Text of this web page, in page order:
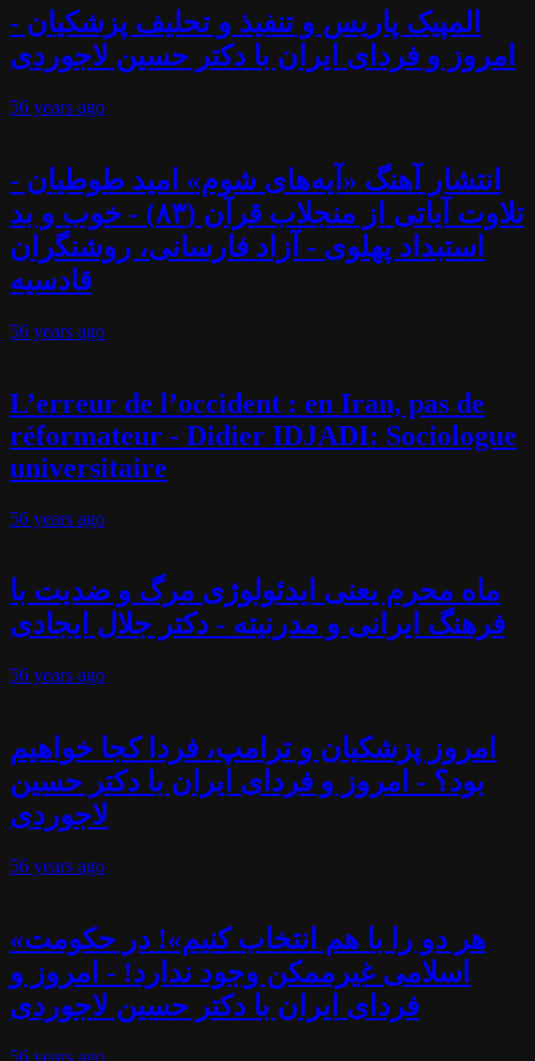
المپیک پاریس و تنفیذ و تحلیف پزشکیان -
امروز و فردای ایران با دکتر حسین لاجوردی
56 years ago
انتشار آهنگ «آیه‌های شوم» امید طوطیان -
تلاوت آیاتی از منجلاب قرآن (۸۳) - خوب و بد
استبداد پهلوی - آزاد فارسانی، روشنگران
قادسیه
56 years ago
L’erreur de l’occident : en Iran, pas de
réformateur - Didier IDJADI: Sociologue
universitaire
56 years ago
ماه محرم یعنی ایدئولوژی مرگ و ضدیت با
فرهنگ ایرانی و مدرنیته - دکتر جلال ایجادی
56 years ago
امروز پزشکیان و ترامپ، فردا کجا خواهیم
بود؟ - امروز و فردای ایران با دکتر حسین
لاجوردی
56 years ago
«هر دو را با هم انتخاب کنیم»! در حکومت
اسلامی غیرممکن وجود ندارد! - امروز و
فردای ایران با دکتر حسین لاجوردی
56 years ago